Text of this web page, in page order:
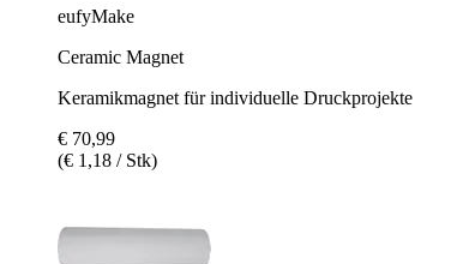
eufyMake
Ceramic Magnet
Keramikmagnet für individuelle Druckprojekte
€ 70,99
(€ 1,18 / Stk)